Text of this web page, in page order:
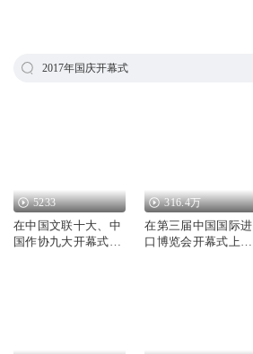
2017年国庆开幕式
5233
在中国文联十大、中
国作协九大开幕式上
316.4万
在第三届中国国际进
口博览会开幕式上的